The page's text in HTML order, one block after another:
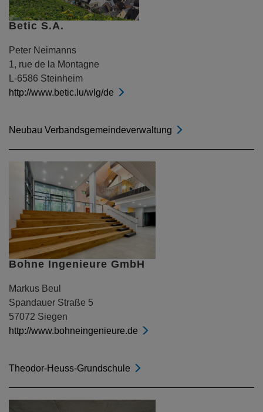
Betic S.A.
Peter Neimanns
1, rue de la Montagne
L-6586 Steinheim
http://www.betic.lu/wlg/de
Neubau Verbandsgemeindeverwaltung
Bohne Ingenieure GmbH
Markus Beul
Spandauer Straße 5
57072 Siegen
http://www.bohneingenieure.de
Theodor-Heuss-Grundschule